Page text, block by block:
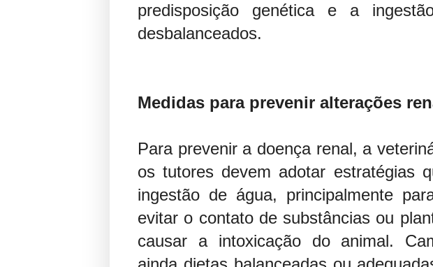
predisposição genética e a
desbalanceados.
Medidas para prevenir alterações
Para prevenir a doença renal, a
os tutores devem adotar estratégias
ingestão de água, principalmente
evitar o contato de substâncias ou
causar a intoxicação do animal.